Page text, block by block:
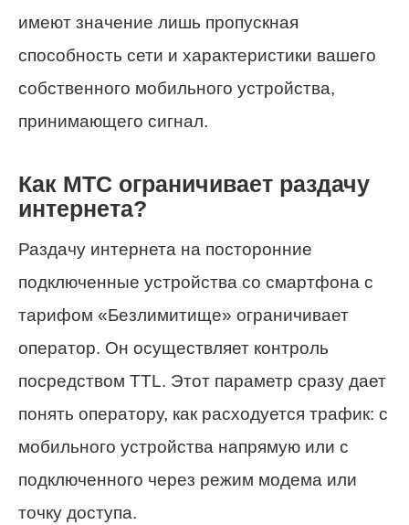
имеют значение лишь пропускная
способность сети и характеристики вашего
собственного мобильного устройства,
принимающего сигнал.
Как МТС ограничивает раздачу
интернета?
Раздачу интернета на посторонние
подключенные устройства со смартфона с
тарифом «Безлимитище» ограничивает
оператор. Он осуществляет контроль
посредством TTL. Этот параметр сразу дает
понять оператору, как расходуется трафик: с
мобильного устройства напрямую или с
подключенного через режим модема или
точку доступа.